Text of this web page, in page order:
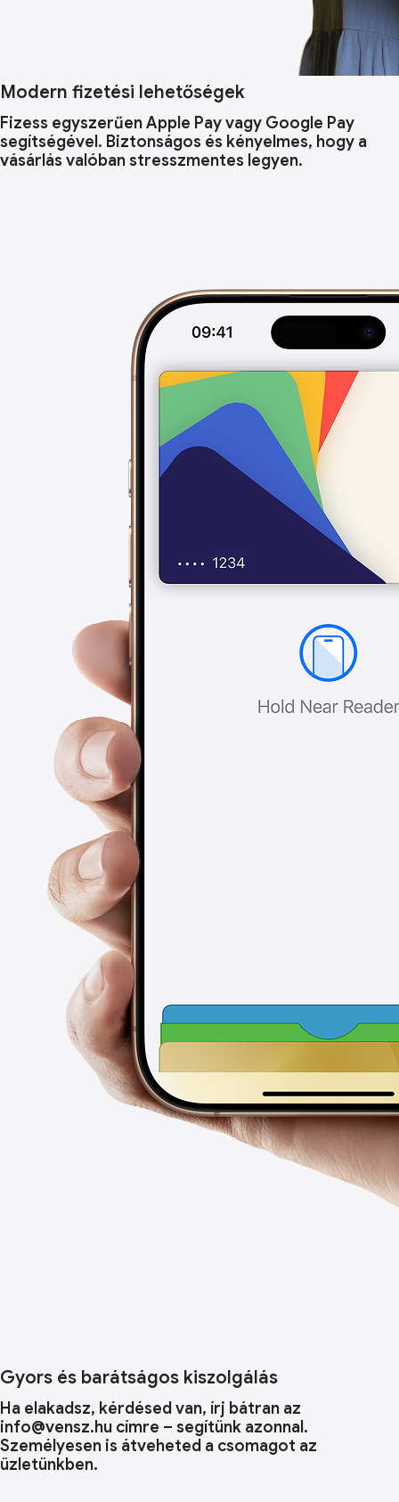
Modern fizetési lehetőségek
Fizess egyszerűen Apple Pay vagy Google Pay
segítségével. Biztonságos és kényelmes, hogy a
vásárlás valóban stresszmentes legyen.
Gyors és barátságos kiszolgálás
Ha elakadsz, kérdésed van, írj bátran az
info@vensz.hu címre – segítünk azonnal.
Személyesen is átveheted a csomagot az
üzletünkben.